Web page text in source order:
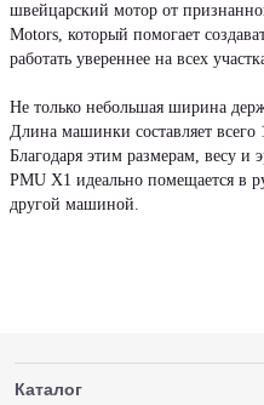
швейцарский мотор от
Motors, который помогает
работать увереннее на всех
Не только небольшая ширина
Длина машинки составляет всего
Благодаря этим размерам, весу
PMU X1 идеально помещается в
другой машиной.
Каталог